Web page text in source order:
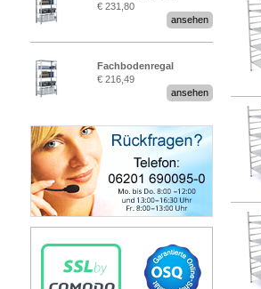
Stecksystem MultiPlus
€ 231,80
ansehen
Fachbodenregal
Stecksystem MultiPlus
€ 216,49
ansehen